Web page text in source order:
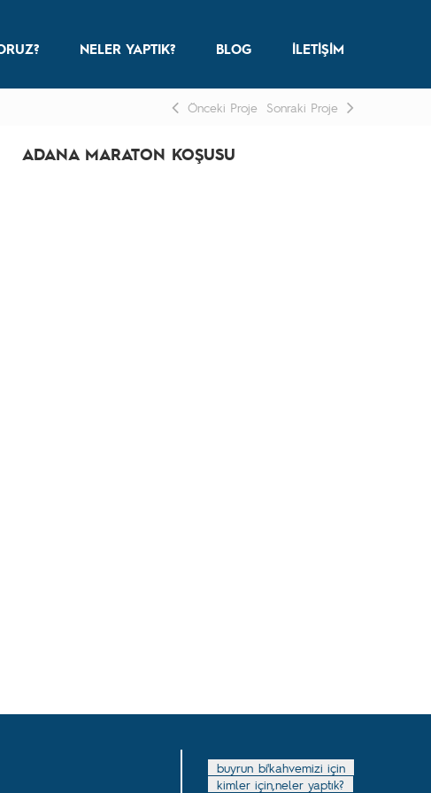
NELER YAPTIK? BLOG İLETİŞİM
Önceki Proje Sonraki Proje
ADANA MARATON KOŞUSU
buyrun bi'kahvemizi için
kimler için,neler yaptık?